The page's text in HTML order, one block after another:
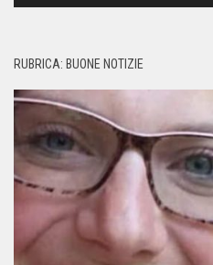
RUBRICA: BUONE NOTIZIE